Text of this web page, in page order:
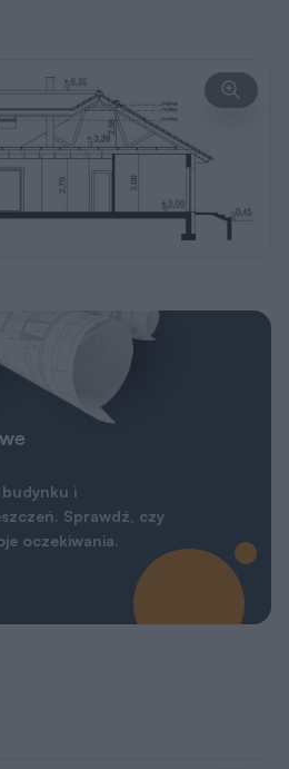
budynku i
Sprawdź, czy
oczekiwania.